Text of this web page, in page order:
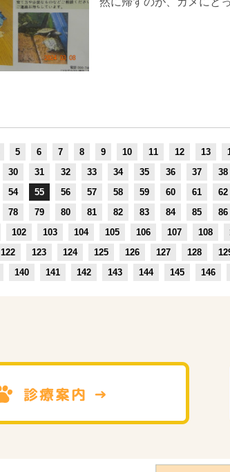
5 6 7 8 9 10 11 12 13
30 31 32 33 34 35 36 37 38
54 55 56 57 58 59 60 61 62
78 79 80 81 82 83 84 85 86
102 103 104 105 106 107 108
122 123 124 125 126 127 128
140 141 142 143 144 145 146